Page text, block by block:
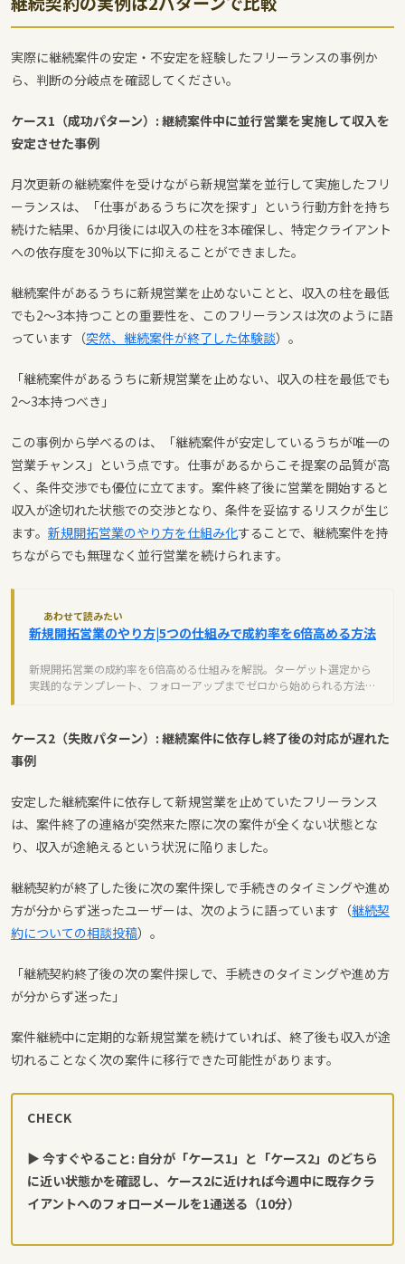
実際に継続案件の安定・不安定を経験したフリーランスの事例か
ら、判断の分岐点を確認してください。
ケース1（成功パターン）: 継続案件中に並行営業を実施して収入を
安定させた事例
月次更新の継続案件を受けながら新規営業を並行して実施したフリ
ーランスは、「仕事があるうちに次を探す」という行動方針を持ち
続けた結果、6か月後には収入の柱を3本確保し、特定クライアント
への依存度を30%以下に抑えることができました。
継続案件があるうちに新規営業を止めないことと、収入の柱を最低
でも2〜3本持つことの重要性を、このフリーランスは次のように語
っています（突然、継続案件が終了した体験談）。
「継続案件があるうちに新規営業を止めない、収入の柱を最低でも
2〜3本持つべき」
この事例から学べるのは、「継続案件が安定しているうちが唯一の
営業チャンス」という点です。仕事があるからこそ提案の品質が高
く、条件交渉でも優位に立てます。案件終了後に営業を開始すると
収入が途切れた状態での交渉となり、条件を妥協するリスクが生じ
ます。 新規開拓営業のやり方を仕組み化することで、継続案件を持
ちながらでも無理なく並行営業を続けられます。
あわせて読みたい
新規開拓営業のやり方|5つの仕組みで成約率を6倍高める方法
新規開拓営業の成約率を6倍高める仕組みを解説。ターゲット選定から
実践的なテンプレート、フォローアップまでゼロから始められる方法を
ケース2（失敗パターン）: 継続案件に依存し終了後の対応が遅れた
事例
安定した継続案件に依存して新規営業を止めていたフリーランス
は、案件終了の連絡が突然来た際に次の案件が全くない状態とな
り、収入が途絶えるという状況に陥りました。
継続契約が終了した後に次の案件探しで手続きのタイミングや進め
方が分からず迷ったユーザーは、次のように語っています（継続契
約についての相談投稿）。
「継続契約終了後の次の案件探しで、手続きのタイミングや進め方
が分からず迷った」
案件継続中に定期的な新規営業を続けていれば、終了後も収入が途
切れることなく次の案件に移行できた可能性があります。
CHECK
▶ 今すぐやること: 自分が「ケース1」と「ケース2」のどちら
に近い状態かを確認し、ケース2に近ければ今週中に既存クラ
イアントへのフォローメールを1通送る（10分）